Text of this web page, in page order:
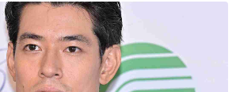
こ広くない？！
+113